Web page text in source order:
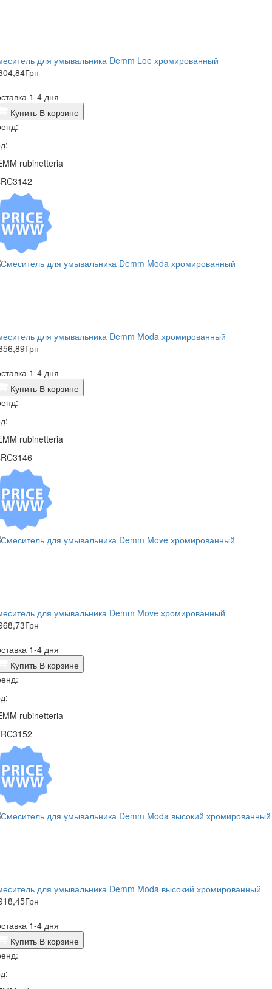
для умывальника Demm Loe хромированный
Грн
1-4 дня
Купить В корзине
rubinetteria
для умывальника Demm Moda хромированный
Грн
1-4 дня
Купить В корзине
rubinetteria
для умывальника Demm Move хромированный
Грн
1-4 дня
Купить В корзине
rubinetteria
для умывальника Demm Moda высокий хромированный
Грн
1-4 дня
Купить В корзине